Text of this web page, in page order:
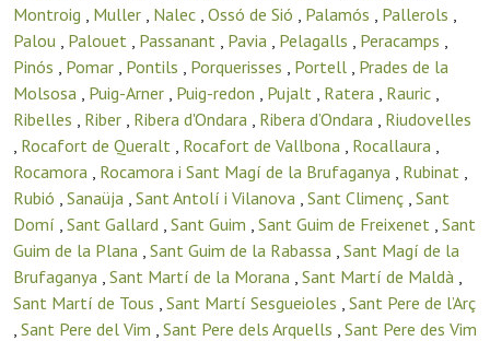
Montroig , Muller , Nalec , Ossó de Sió , Palamós , Pallerols ,
Palou , Palouet , Passanant , Pavia , Pelagalls , Peracamps ,
Pinós , Pomar , Pontils , Porquerisses , Portell , Prades de la
Molsosa , Puig-Arner , Puig-redon , Pujalt , Ratera , Rauric ,
Ribelles , Riber , Ribera d'Ondara , Ribera d’Ondara , Riudovelles
, Rocafort de Queralt , Rocafort de Vallbona , Rocallaura ,
Rocamora , Rocamora i Sant Magí de la Brufaganya , Rubinat ,
Rubió , Sanaüja , Sant Antolí i Vilanova , Sant Climenç , Sant
Domí , Sant Gallard , Sant Guim , Sant Guim de Freixenet , Sant
Guim de la Plana , Sant Guim de la Rabassa , Sant Magí de la
Brufaganya , Sant Martí de la Morana , Sant Martí de Maldà ,
Sant Martí de Tous , Sant Martí Sesgueioles , Sant Pere de l’Arç
, Sant Pere del Vim , Sant Pere dels Arquells , Sant Pere des Vim